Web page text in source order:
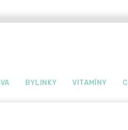
BYLINKY VITAMÍNY